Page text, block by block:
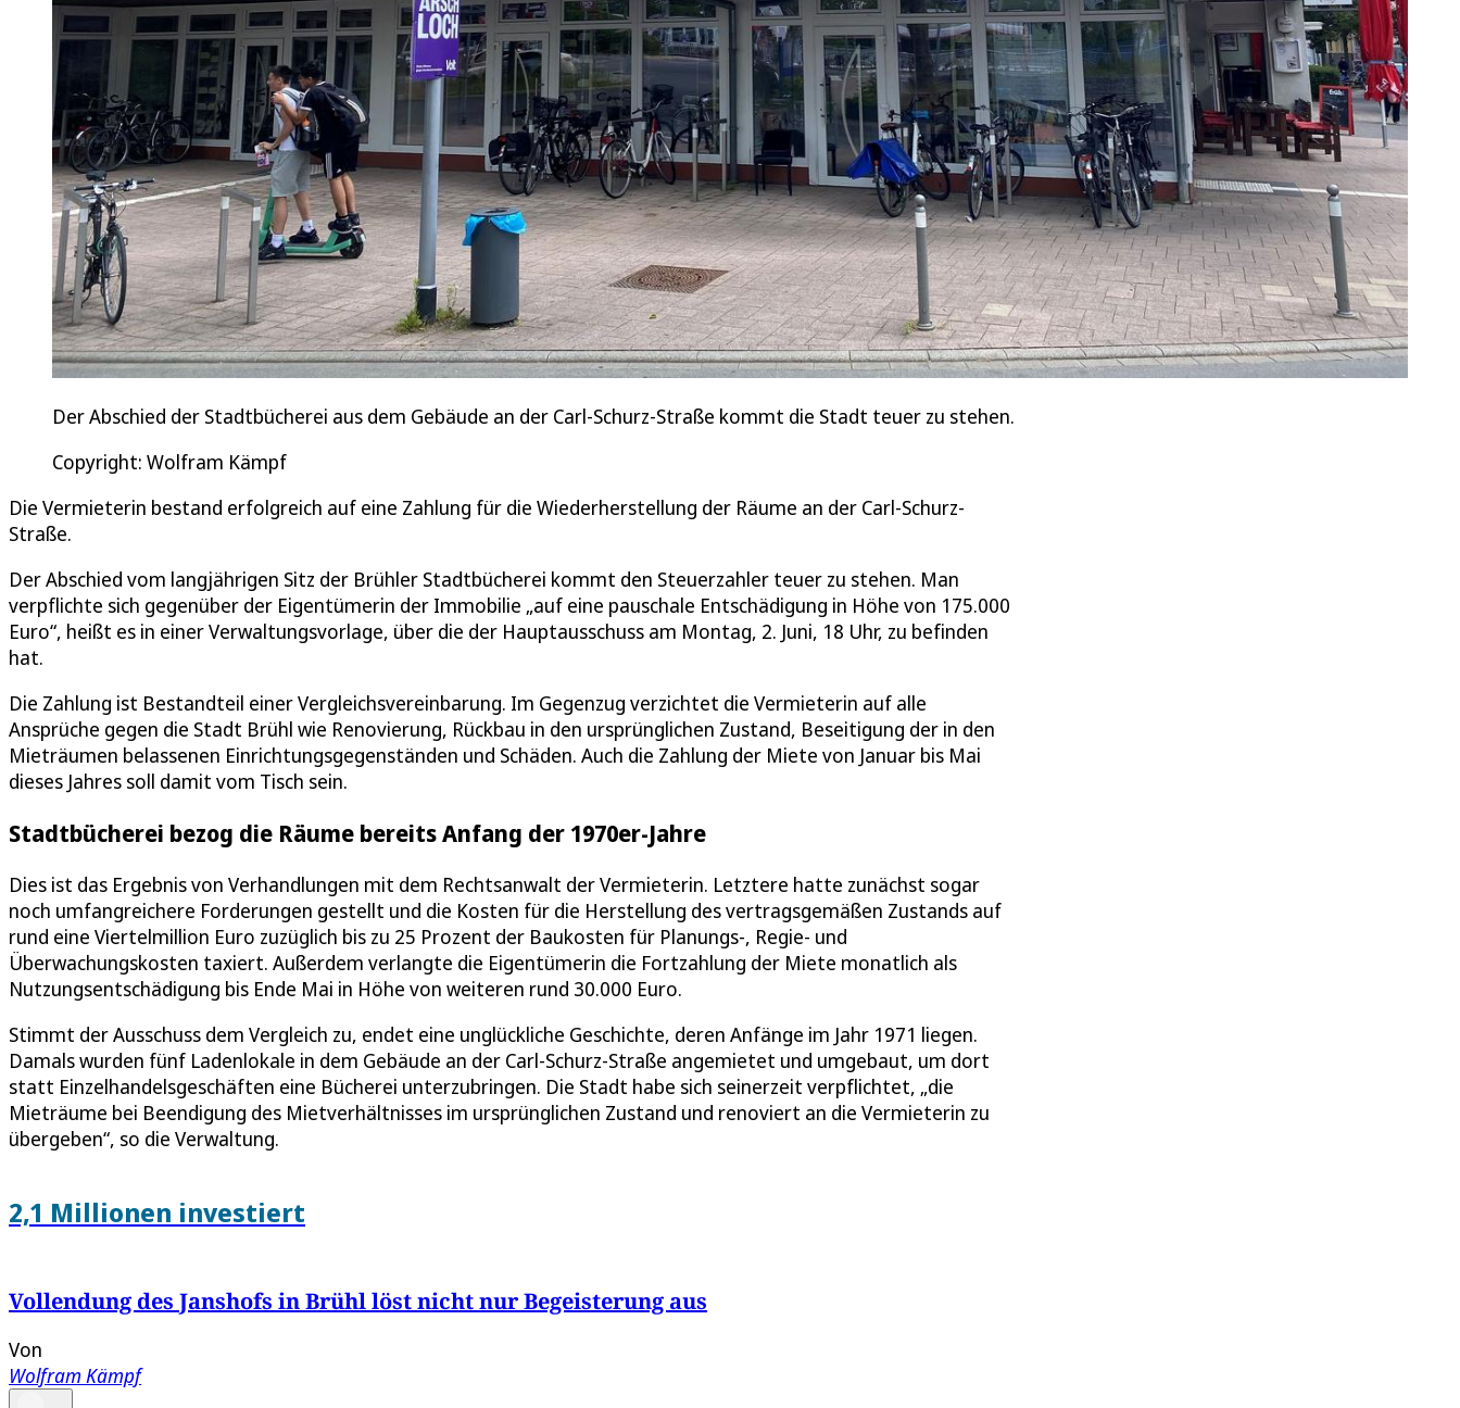
Der Abschied der Stadtbücherei aus dem Gebäude an der Carl-Schurz-Straße kommt die Stadt teuer zu stehen.
Copyright: Wolfram Kämpf
Die Vermieterin bestand erfolgreich auf eine Zahlung für die Wiederherstellung der Räume an der Carl-Schurz-
Straße.
Der Abschied vom langjährigen Sitz der Brühler Stadtbücherei kommt den Steuerzahler teuer zu stehen. Man
verpflichte sich gegenüber der Eigentümerin der Immobilie „auf eine pauschale Entschädigung in Höhe von 175.000
Euro“, heißt es in einer Verwaltungsvorlage, über die der Hauptausschuss am Montag, 2. Juni, 18 Uhr, zu befinden
hat.
Die Zahlung ist Bestandteil einer Vergleichsvereinbarung. Im Gegenzug verzichtet die Vermieterin auf alle
Ansprüche gegen die Stadt Brühl wie Renovierung, Rückbau in den ursprünglichen Zustand, Beseitigung der in den
Mieträumen belassenen Einrichtungsgegenständen und Schäden. Auch die Zahlung der Miete von Januar bis Mai
dieses Jahres soll damit vom Tisch sein.
Stadtbücherei bezog die Räume bereits Anfang der 1970er-Jahre
Dies ist das Ergebnis von Verhandlungen mit dem Rechtsanwalt der Vermieterin. Letztere hatte zunächst sogar
noch umfangreichere Forderungen gestellt und die Kosten für die Herstellung des vertragsgemäßen Zustands auf
rund eine Viertelmillion Euro zuzüglich bis zu 25 Prozent der Baukosten für Planungs-, Regie- und
Überwachungskosten taxiert. Außerdem verlangte die Eigentümerin die Fortzahlung der Miete monatlich als
Nutzungsentschädigung bis Ende Mai in Höhe von weiteren rund 30.000 Euro.
Stimmt der Ausschuss dem Vergleich zu, endet eine unglückliche Geschichte, deren Anfänge im Jahr 1971 liegen.
Damals wurden fünf Ladenlokale in dem Gebäude an der Carl-Schurz-Straße angemietet und umgebaut, um dort
statt Einzelhandelsgeschäften eine Bücherei unterzubringen. Die Stadt habe sich seinerzeit verpflichtet, „die
Mieträume bei Beendigung des Mietverhältnisses im ursprünglichen Zustand und renoviert an die Vermieterin zu
übergeben“, so die Verwaltung.
2,1 Millionen investiert
Vollendung des Janshofs in Brühl löst nicht nur Begeisterung aus
Von
Wolfram Kämpf